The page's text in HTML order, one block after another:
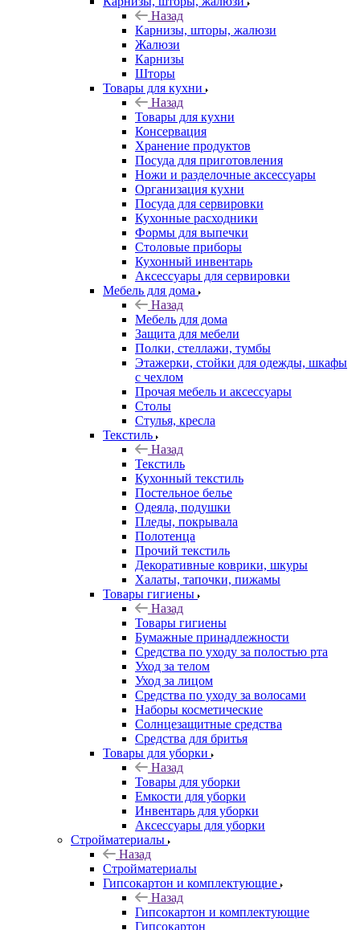
Назад
Карнизы, шторы, жалюзи
Жалюзи
Карнизы
Шторы
Товары для кухни
Назад
Товары для кухни
Консервация
Хранение продуктов
Посуда для приготовления
Ножи и разделочные аксессуары
Организация кухни
Посуда для сервировки
Кухонные расходники
Формы для выпечки
Столовые приборы
Кухонный инвентарь
Аксессуары для сервировки
Мебель для дома
Назад
Мебель для дома
Защита для мебели
Полки, стеллажи, тумбы
Этажерки, стойки для одежды, шкафы
с чехлом
Прочая мебель и аксессуары
Столы
Стулья, кресла
Текстиль
Назад
Текстиль
Кухонный текстиль
Постельное белье
Одеяла, подушки
Пледы, покрывала
Полотенца
Прочий текстиль
Декоративные коврики, шкуры
Халаты, тапочки, пижамы
Товары гигиены
Назад
Товары гигиены
Бумажные принадлежности
Средства по уходу за полостью рта
Уход за телом
Уход за лицом
Средства по уходу за волосами
Наборы косметические
Солнцезащитные средства
Средства для бритья
Товары для уборки
Назад
Товары для уборки
Емкости для уборки
Инвентарь для уборки
Аксессуары для уборки
Стройматериалы
Назад
Стройматериалы
Гипсокартон и комплектующие
Назад
Гипсокартон и комплектующие
Гипсокартон